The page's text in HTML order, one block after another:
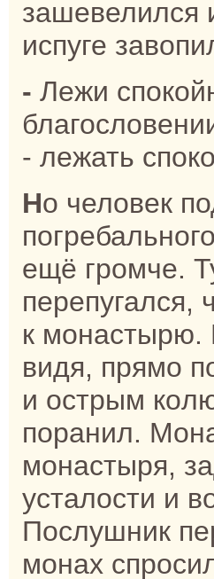
зашевелился
испуге
- Лежи спокoйно, я молю о
- лежать
Но человек поднялся с
ещё громче.
перепугался,
к монaстырю.
видя, прямо
и острым
поpaнил.
монaстыря,
усталости и
Послушник
монaх